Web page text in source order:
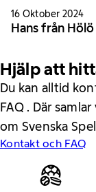
16 Oktober 2024
Hans från
Hjälp att
Du kan alltid
FAQ . Där
om Svenska
Kontakt och FAQ